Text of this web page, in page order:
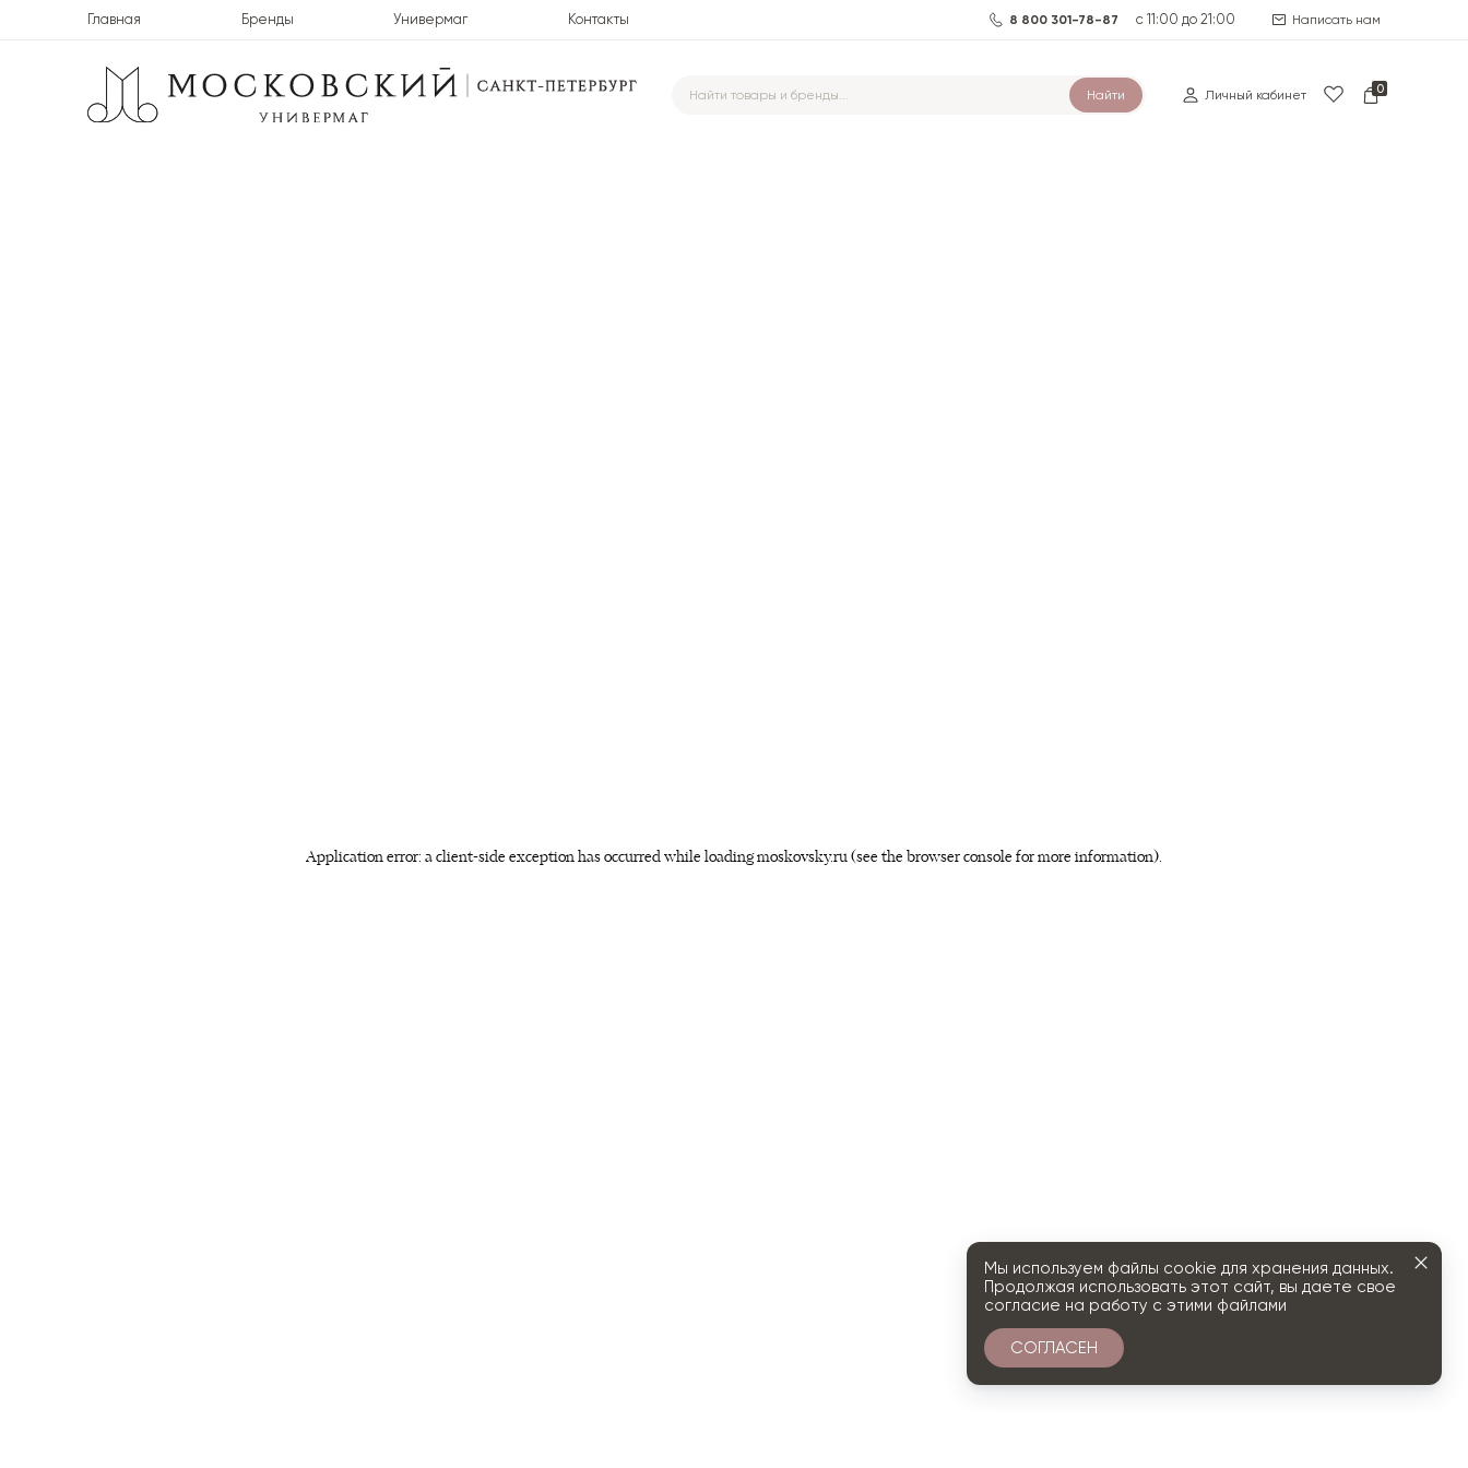
Главная Бренды Универмаг Контакты 8 800 301-78-87 с 11:00 до 21:00 Написать нам
Найти Личный кабинет 0
Application error: a client-side exception has occurred while loadingmoskovsky.ru (see the browser console for more information).
Мы используем файлы cookie для хранения данных.
Продолжая использовать этот сайт, вы даете свое
согласие на работу с этими файлами
СОГЛАСЕН